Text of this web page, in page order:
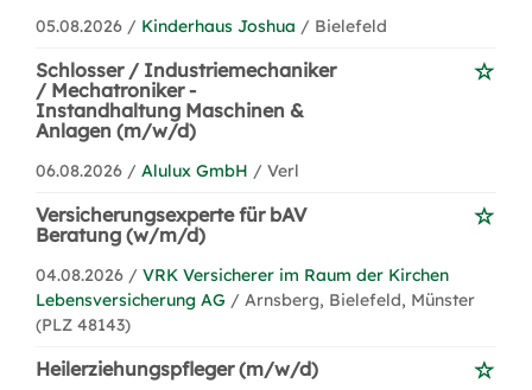
05.08.2026 / Kinderhaus Joshua / Bielefeld
Schlosser / Industriemechaniker
/ Mechatroniker -
Instandhaltung Maschinen &
Anlagen (m/w/d)
06.08.2026 / Alulux GmbH / Verl
Versicherungsexperte für bAV
Beratung (w/m/d)
04.08.2026 / VRK Versicherer im Raum der Kirchen
Lebensversicherung AG / Arnsberg, Bielefeld, Münster
(PLZ 48143)
Heilerziehungspfleger (m/w/d)